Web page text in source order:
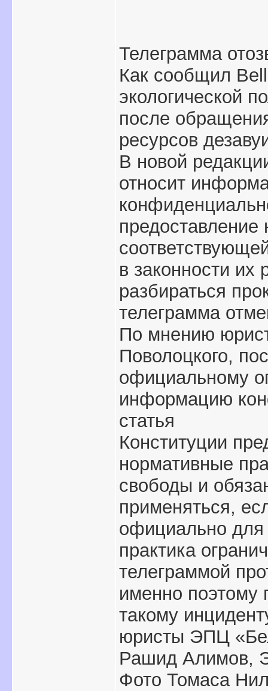
Телеграмма
Как сообщил
экологической
после
ресурсов
В новой
относит
предоставление
в законности их
разбираться
телеграмма
По мнению
Поволоцкого,
официальному
информацию
статья
Конституции
нормативные
свободы и
применяться,
официально для
практика
телеграммой
именно поэтому
такому
юристы ЭПЦ
Рашид Алимов,
Фото Томаса